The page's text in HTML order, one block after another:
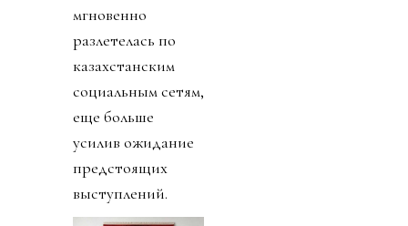
мгновенно
разлетелась по
казахстанским
социальным сетям,
еще больше
усилив ожидание
предстоящих
выступлений.